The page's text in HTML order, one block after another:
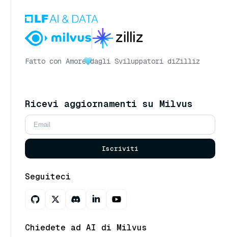
Fatto con Amore dagli Sviluppatori diZilliz
Ricevi aggiornamenti su Milvus
Iscriviti
Seguiteci
Chiedete ad AI di Milvus